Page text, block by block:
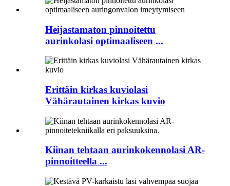
Heijastamaton pinnoitettu
aurinkolasi optimaaliseen ...
Erittäin kirkas kuviolasi
Vähärautainen kirkas kuvio
Kiinan tehtaan aurinkokennolasi AR-
pinnoitteella ...